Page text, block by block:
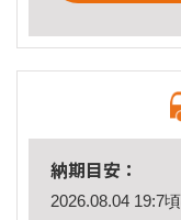
納期目安：
2026.08.04 19:7